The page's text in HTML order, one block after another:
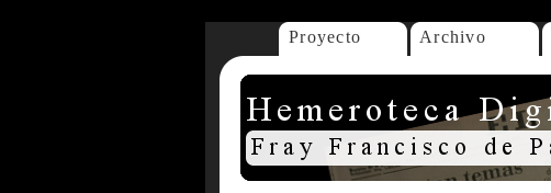
Proyecto Archivo